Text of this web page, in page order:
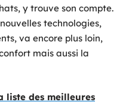
y trouve son compte.
technologies,
va encore plus loin,
mais aussi la
liste des meilleures